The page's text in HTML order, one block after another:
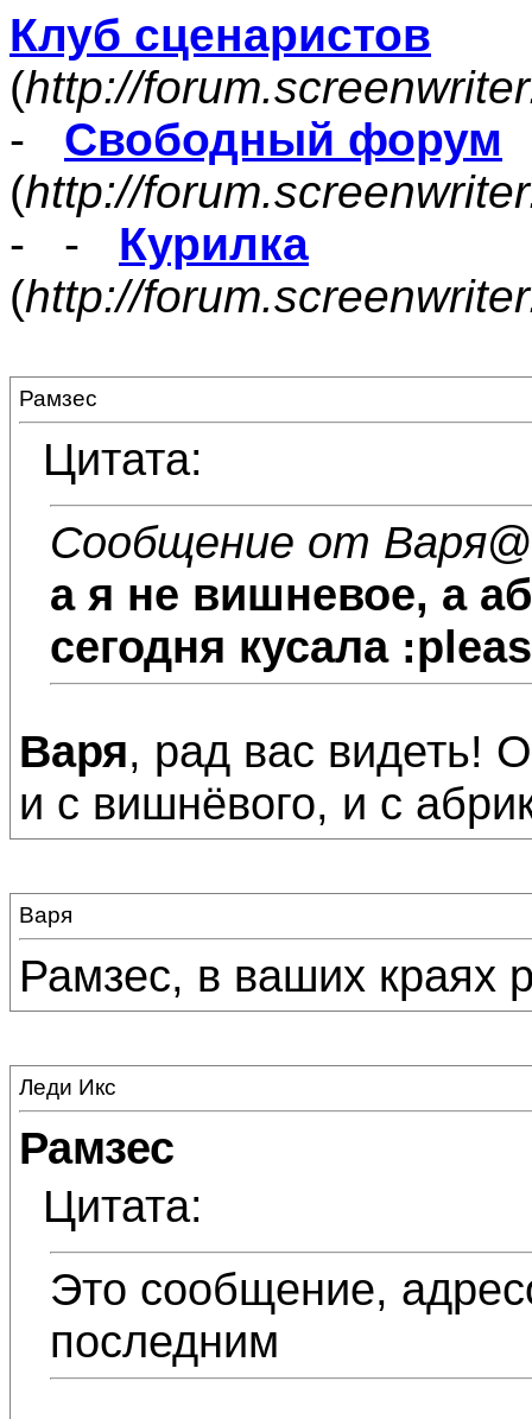
Клуб сценаристов
(http://
- Свободный форум
(http://
- - Курилка
(http://
Рамзес
Цитата:
Сообщение от Варя
а я не вишневое, а
сегодня кусала
Варя, рад вас видеть!
и с вишнёвого, и с
Варя
Рамзес, в ваших краях
Леди Икс
Рамзес
Цитата:
Это сообщение,
последним